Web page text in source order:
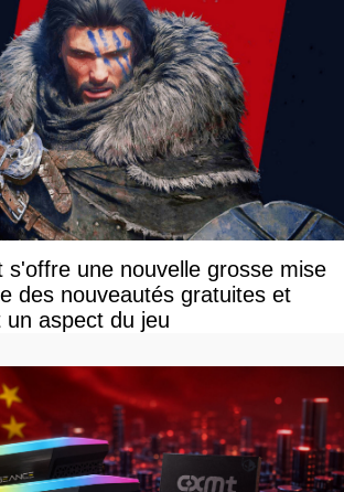
s'offre une nouvelle grosse mise
des nouveautés gratuites et
aspect du jeu